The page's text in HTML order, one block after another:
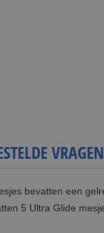
bevatten een
5 Ultra Glide
VRAGEN